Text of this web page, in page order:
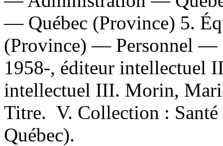
— Québec (Province) 5.
(Province) — Personnel —
1958-, éditeur intellectuel
intellectuel III. Morin,
Titre. V. Collection : Santé
Québec).